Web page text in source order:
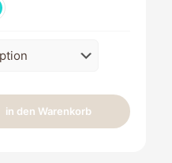
in den Warenkorb